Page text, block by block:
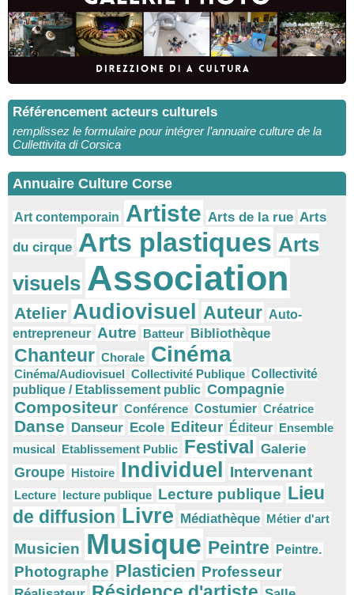
Référencement acteurs culturels
remplissez le formulaire pour intégrer l’annuaire culture de la
Cullettivita di Corsica
Annuaire Culture Corse
Art contemporain Artiste Arts de la rue Arts
du cirque Arts plastiques Arts
visuels Association
Atelier Audiovisuel Auteur Auto-
entrepreneur Autre Batteur Bibliothèque
Chanteur Chorale Cinéma
Cinéma/Audiovisuel Collectivité Publique Collectivité
publique / Etablissement public Compagnie
Compositeur Conférence Costumier Créatrice
Danse Danseur Ecole Editeur Éditeur Ensemble
musical Etablissement Public Festival Galerie
Groupe Histoire Individuel Intervenant
Lecture lecture publique Lecture publique Lieu
de diffusion Livre Médiathèque Métier d'art
Musicien Musique Peintre Peintre.
Photographe Plasticien Professeur